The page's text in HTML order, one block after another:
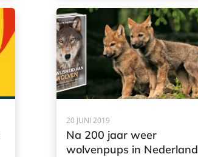
20 JUNI 2019
Na 200 jaar weer
wolvenpups in Nederland